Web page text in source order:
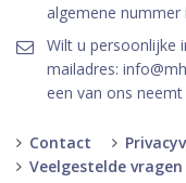
algemene nummer
Wilt u persoonlijke
mailadres:
een van ons
Contact
Veelgestelde vragen